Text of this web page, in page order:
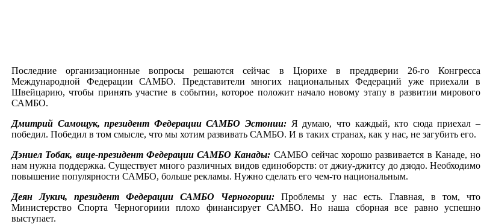
Последние организационные вопросы решаются сейчас в Цюрихе в преддверии 26-го Конгресса
Международной Федерации САМБО. Представители многих национальных Федераций уже приехали в
Швейцарию, чтобы принять участие в событии, которое положит начало новому этапу в развитии мирового
САМБО.
Дмитрий Самощук, президент Федерации САМБО Эстонии: Я думаю, что каждый, кто сюда приехал –
победил. Победил в том смысле, что мы хотим развивать САМБО. И в таких странах, как у нас, не загубить его.
Дэниел Тобак, вице-президент Федерации САМБО Канады: САМБО сейчас хорошо развивается в Канаде, но
нам нужна поддержка. Существует много различных видов единоборств: от джиу-джитсу до дзюдо. Необходимо
повышение популярности САМБО, больше рекламы. Нужно сделать его чем-то национальным.
Деян Лукич, президент Федерации САМБО Черногории: Проблемы у нас есть. Главная, в том, что
Министерство Спорта Черногориии плохо финансирует САМБО. Но наша сборная все равно успешно
выступает.